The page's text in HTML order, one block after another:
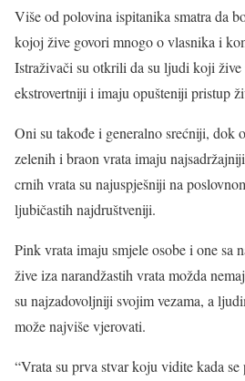
Više od polovina ispitanika smatra da
kojoj žive govori mnogo o vlasnika i
Istraživači su otkrili da su ljudi koji žive
ekstrovertniji i imaju opušteniji pristup
Oni su takođe i generalno srećniji, dok
zelenih i braon vrata imaju
crnih vrata su najuspješniji na
ljubičastih najdruštveniji.
Pink vrata imaju smjele osobe i one sa
žive iza narandžastih vrata možda
su najzadovoljniji svojim vezama, a
može najviše vjerovati.
“Vrata su prva stvar koju vidite kada